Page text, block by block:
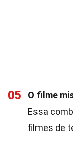
05
O filme
Essa
filmes de